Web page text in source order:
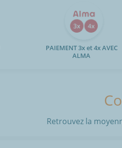
PAIEMENT 3x et 4x AVEC
ALMA
Retrouvez la